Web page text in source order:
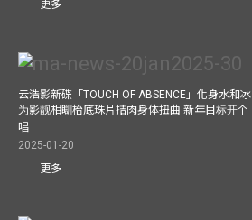
更多
云浩影新碟「TOUCH OF ABSENCE」化身水和冰
为影靓相瞓枱底珠片拮肉身体扭曲 新年目标开个
唱
2025-01-20
更多